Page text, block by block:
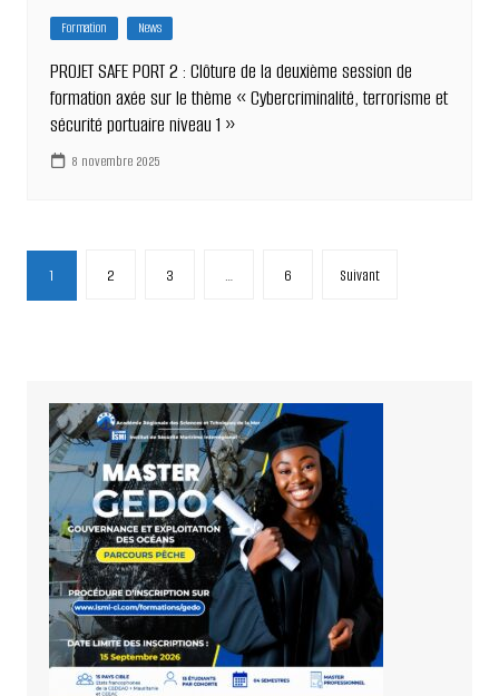
Formation News
PROJET SAFE PORT 2 : Clôture de la deuxième session de
formation axée sur le thème « Cybercriminalité, terrorisme et
sécurité portuaire niveau 1 »
8 novembre 2025
Pagination
des
1 2 3 … 6 Suivant